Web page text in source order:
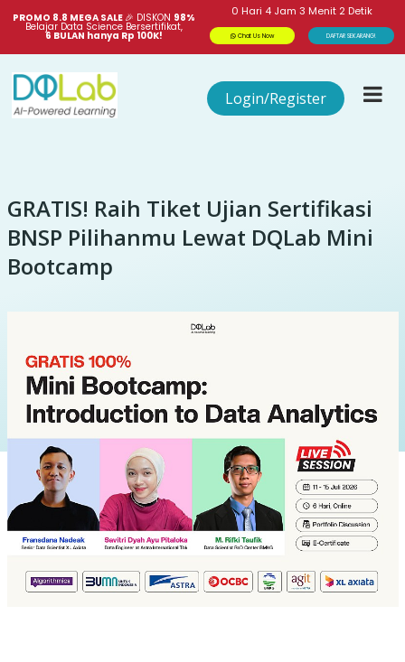
PROMO 8.8 MEGA SALE 🎉 DISKON 98%
Belajar Data Science Bersertifikat,
6 BULAN hanya Rp 100K!
0 Hari 4 Jam3 Menit 1Detik
Chat Us Now DAFTAR SEKARANG!
Login/Register
GRATIS! Raih Tiket Ujian Sertifikasi
BNSP Pilihanmu Lewat DQLab Mini
Bootcamp